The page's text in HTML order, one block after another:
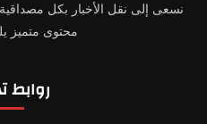
نسعى إلى نقل الأخبار بكل مصداقية
محتوى متميز